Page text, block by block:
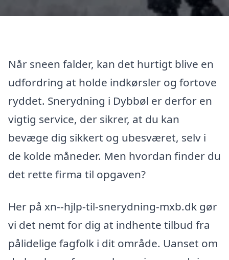
Når sneen falder, kan det hurtigt blive en
udfordring at holde indkørsler og fortove
ryddet. Snerydning i Dybbøl er derfor en
vigtig service, der sikrer, at du kan
bevæge dig sikkert og ubesværet, selv i
de kolde måneder. Men hvordan finder du
det rette firma til opgaven?
Her på xn--hjlp-til-snerydning-mxb.dk gør
vi det nemt for dig at indhente tilbud fra
pålidelige fagfolk i dit område. Uanset om